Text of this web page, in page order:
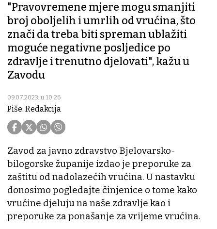
"Pravovremene mjere mogu smanjiti
broj oboljelih i umrlih od vrućina, što
znači da treba biti spreman ublažiti
moguće negativne posljedice po
zdravlje i trenutno djelovati", kažu u
Zavodu
09.07.2023. u 10:26
Piše: Redakcija
Zavod za javno zdravstvo Bjelovarsko-
bilogorske županije izdao je preporuke za
zaštitu od nadolazećih vrućina. U nastavku
donosimo pogledajte činjenice o tome kako
vrućine djeluju na naše zdravlje kao i
preporuke za ponašanje za vrijeme vrućina.